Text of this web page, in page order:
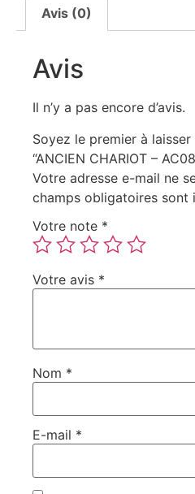
Avis (0)
Avis
Il n’y a pas encore d’avis.
Soyez le premier à
“ANCIEN CHARIOT –
Votre adresse e-mail ne
champs obligatoires sont
Votre note *
Votre avis *
Nom *
E-mail *